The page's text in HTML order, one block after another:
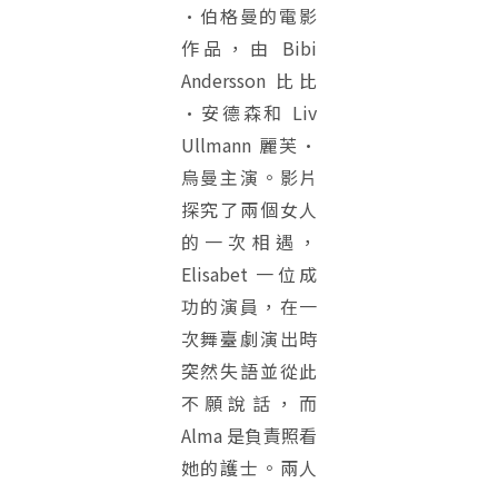
·伯格曼的電影
作品，由 Bibi
Andersson 比比
·安德森和 Liv
Ullmann 麗芙·
烏曼主演。影片
探究了兩個女人
的一次相遇，
Elisabet 一位成
功的演員，在一
次舞臺劇演出時
突然失語並從此
不願說話，而
Alma 是負責照看
她的護士。兩人